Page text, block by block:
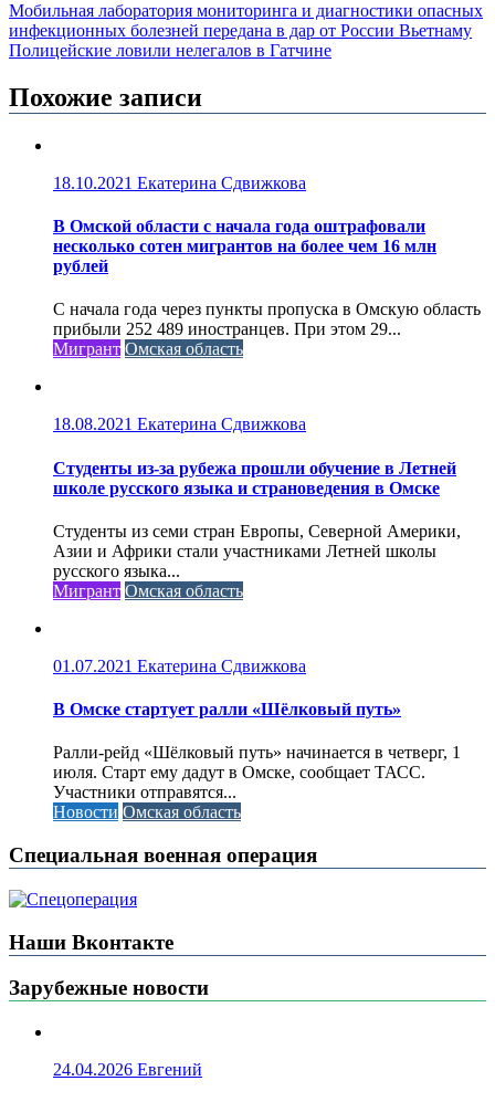
Мобильная лаборатория мониторинга и диагностики опасных
инфекционных болезней передана в дар от России Вьетнаму
Полицейские ловили нелегалов в Гатчине
Похожие записи
18.10.2021 Екатерина Сдвижкова
В Омской области с начала года оштрафовали
несколько сотен мигрантов на более чем 16 млн
рублей
С начала года через пункты пропуска в Омскую область
прибыли 252 489 иностранцев. При этом 29...
Мигрант Омская область
18.08.2021 Екатерина Сдвижкова
Студенты из-за рубежа прошли обучение в Летней
школе русского языка и страноведения в Омске
Студенты из семи стран Европы, Северной Америки,
Азии и Африки стали участниками Летней школы
русского языка...
Мигрант Омская область
01.07.2021 Екатерина Сдвижкова
В Омске стартует ралли «Шёлковый путь»
Ралли-рейд «Шёлковый путь» начинается в четверг, 1
июля. Старт ему дадут в Омске, сообщает ТАСС.
Участники отправятся...
Новости Омская область
Специальная военная операция
Наши Вконтакте
Зарубежные новости
24.04.2026 Евгений